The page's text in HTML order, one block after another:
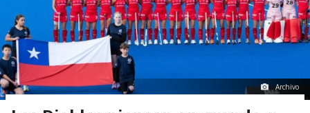
Archivo